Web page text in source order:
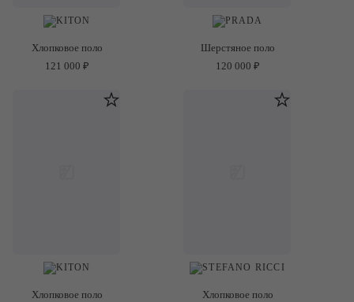
Хлопковое поло
121 000 ₽
Шерстяное поло
120 000 ₽
Хлопковое поло
Хлопковое поло